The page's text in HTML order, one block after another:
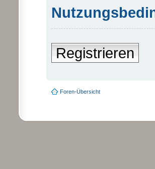
Registrieren
Foren-Übersicht